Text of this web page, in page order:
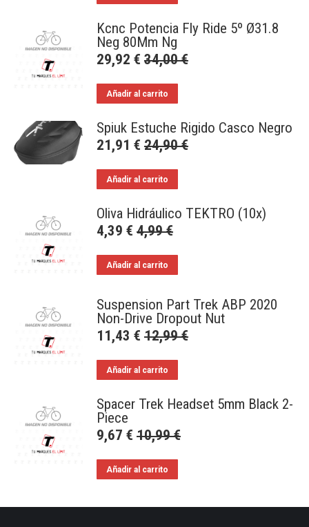
Kcnc Potencia Fly Ride 5º Ø31.8
Neg 80Mm Ng
29,92 € 34,00€
Añadir al carrito
Spiuk Estuche Rigido Casco Negro
21,91 € 24,90€
Añadir al carrito
Oliva Hidráulico TEKTRO (10x)
4,39 € 4,99€
Añadir al carrito
Suspension Part Trek ABP 2020
Non-Drive Dropout Nut
11,43 € 12,99€
Añadir al carrito
Spacer Trek Headset 5mm Black 2-
Piece
9,67 € 10,99€
Añadir al carrito